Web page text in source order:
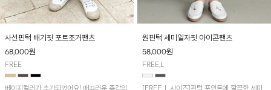
사선핀턱 배기핏 포트조거팬츠
68,000원
FREE
원핀턱 세미일자핏 아이콘팬츠
58,000원
FREE,L